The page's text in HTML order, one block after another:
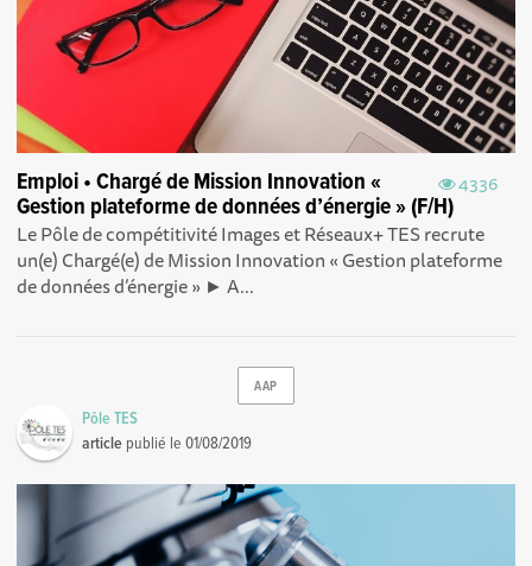
4336
Emploi • Chargé de Mission Innovation «
Gestion plateforme de données d’énergie » (F/H)
Le Pôle de compétitivité Images et Réseaux+ TES recrute
un(e) Chargé(e) de Mission Innovation « Gestion plateforme
de données d’énergie » ► A...
AAP
Pôle TES
article publié le01/08/2019